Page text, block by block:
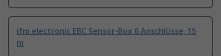
ifm electronic EBC Sensor-Box 6 Anschlüsse, 15
m